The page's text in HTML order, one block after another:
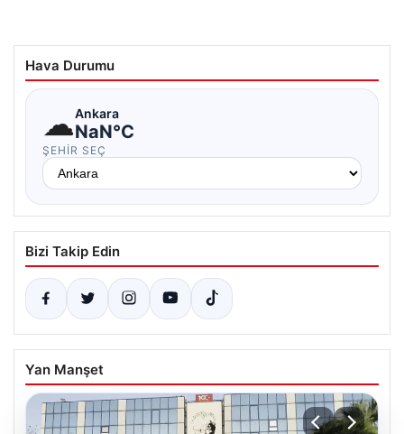
Hava Durumu
☁Ankara
NaN°C
ŞEHIR SEÇ
Bizi Takip Edin
Yan Manşet